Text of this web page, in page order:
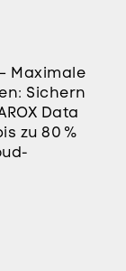
Maximale
Sichern
Data
zu 80 %